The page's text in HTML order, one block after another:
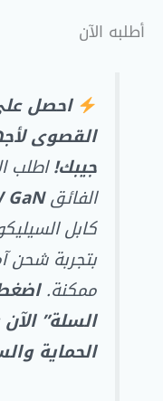
أطلبه الآن
احصل
القصوى
جيبك!اطلب
الفائقGaN
كابل
بتجربة شحن
ممكنة.
السلة”
الحماية